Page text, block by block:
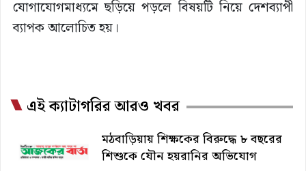
যোগাযোগমাধ্যমে ছড়িয়ে পড়লে বিষয়টি নিয়ে দেশব্যাপী
ব্যাপক আলোচিত হয়।
এই ক্যাটাগরির আরও খবর
মঠবাড়িয়ায় শিক্ষকের বিরুদ্ধে ৮ বছরের
শিশুকে যৌন হয়রানির অভিযোগ